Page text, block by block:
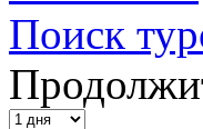
Поиск